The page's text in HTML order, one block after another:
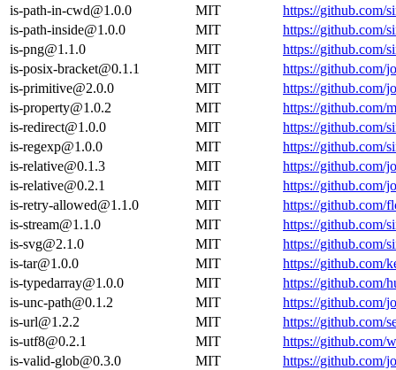
is-path-in-cwd@1.0.0
MIT
https://github.com/
is-path-inside@1.0.0
MIT
https://github.com/
is-png@1.1.0
MIT
https://github.com/
is-posix-bracket@0.1.1
MIT
https://github.com/
is-primitive@2.0.0
MIT
https://github.com/
is-property@1.0.2
MIT
https://github.com/
is-redirect@1.0.0
MIT
https://github.com/
is-regexp@1.0.0
MIT
https://github.com/
is-relative@0.1.3
MIT
https://github.com/
is-relative@0.2.1
MIT
https://github.com/
is-retry-allowed@1.1.0
MIT
https://github.com/
is-stream@1.1.0
MIT
https://github.com/
is-svg@2.1.0
MIT
https://github.com/
is-tar@1.0.0
MIT
https://github.com/
is-typedarray@1.0.0
MIT
https://github.com/
is-unc-path@0.1.2
MIT
https://github.com/
is-url@1.2.2
MIT
https://github.com/
is-utf8@0.2.1
MIT
https://github.com/
is-valid-glob@0.3.0
MIT
https://github.com/